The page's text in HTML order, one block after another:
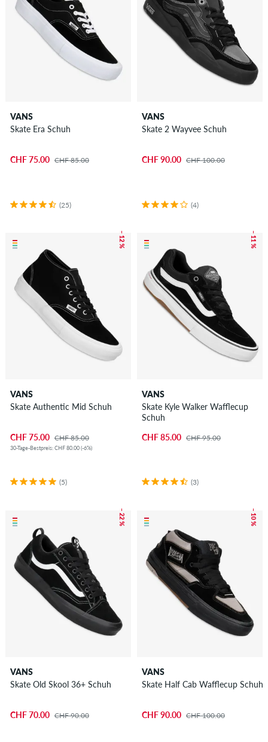
VANS
Skate Era Schuh
CHF 75.00 CHF 85.00
(25)
VANS
Skate 2 Wayvee Schuh
CHF 90.00 CHF 100.00
(4)
– 12 %
VANS
Skate Authentic Mid Schuh
CHF 75.00 CHF 85.00
30-Tage-Bestpreis: CHF 80.00 (-6%)
(5)
– 11 %
VANS
Skate Kyle Walker Wafflecup
Schuh
CHF 85.00 CHF 95.00
(3)
– 22 %
VANS
Skate Old Skool 36+ Schuh
CHF 70.00 CHF 90.00
– 10 %
VANS
Skate Half Cab Wafflecup Schuh
CHF 90.00 CHF 100.00